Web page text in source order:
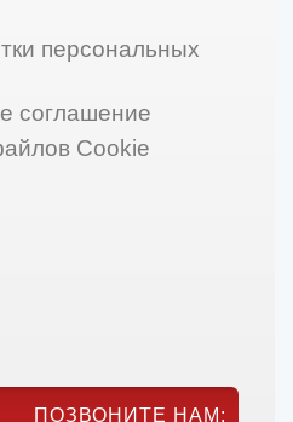
персональных
соглашение
Cookie
ПОЗВОНИТЕ НАМ: